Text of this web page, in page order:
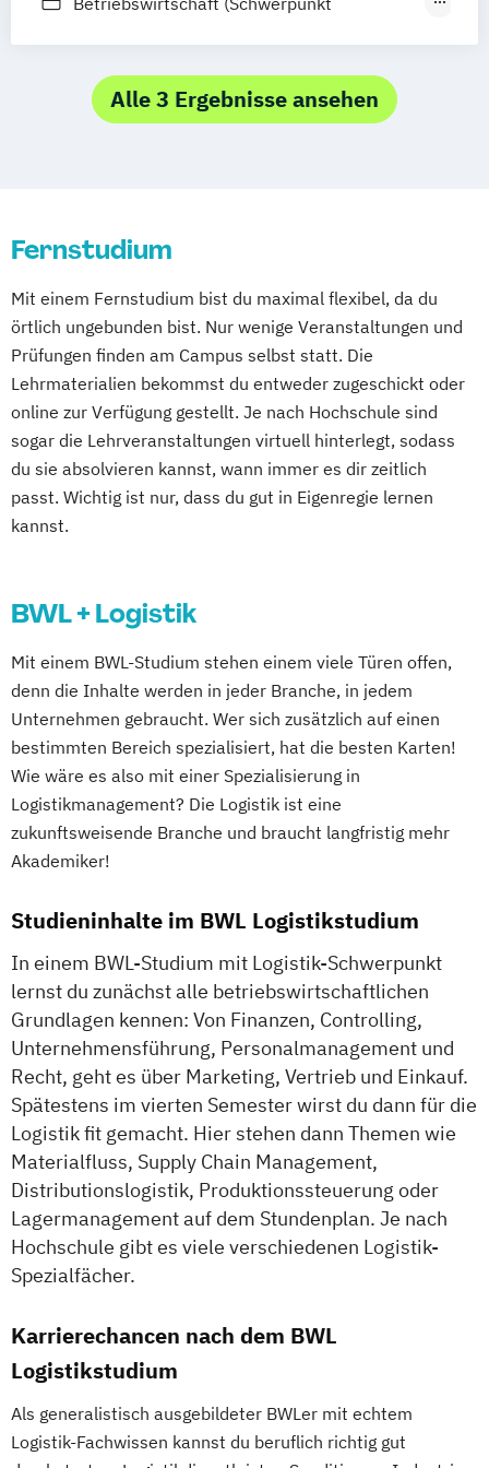
Planung und Steuerung
Planung logistischer Netzwerke
Vernetzung und Steuerung
Hamburg Hannover
Kaiserslautern/Kusel Kiel Leipzig
Ludwigshafen/Diez München Nürnberg
Online-Fernstudium Regensburg Stade
Logistikmanagement
Business Administration (Schwerpunkt
Alle 3 Ergebnisse ansehen
Fernstudium
Mit einem Fernstudium bist du maximal flexibel, da du
örtlich ungebunden bist. Nur wenige Veranstaltungen und
Prüfungen finden am Campus selbst statt. Die
Lehrmaterialien bekommst du entweder zugeschickt oder
online zur Verfügung gestellt. Je nach Hochschule sind
sogar die Lehrveranstaltungen virtuell hinterlegt, sodass
du sie absolvieren kannst, wann immer es dir zeitlich
passt. Wichtig ist nur, dass du gut in Eigenregie lernen
kannst.
BWL + Logistik
Mit einem BWL-Studium stehen einem viele Türen offen,
denn die Inhalte werden in jeder Branche, in jedem
Unternehmen gebraucht. Wer sich zusätzlich auf einen
bestimmten Bereich spezialisiert, hat die besten Karten!
Wie wäre es also mit einer Spezialisierung in
Logistikmanagement? Die Logistik ist eine
zukunftsweisende Branche und braucht langfristig mehr
Akademiker!
Studieninhalte im BWL Logistikstudium
In einem BWL-Studium mit Logistik-Schwerpunkt
lernst du zunächst alle betriebswirtschaftlichen
Grundlagen kennen: Von Finanzen, Controlling,
Unternehmensführung, Personalmanagement und
Recht, geht es über Marketing, Vertrieb und Einkauf.
Spätestens im vierten Semester wirst du dann für die
Logistik fit gemacht. Hier stehen dann Themen wie
Materialfluss, Supply Chain Management,
Distributionslogistik, Produktionssteuerung oder
Lagermanagement auf dem Stundenplan. Je nach
Hochschule gibt es viele verschiedenen Logistik-
Spezialfächer.
Karrierechancen nach dem BWL
Logistikstudium
Als generalistisch ausgebildeter BWLer mit echtem
Logistik-Fachwissen kannst du beruflich richtig gut